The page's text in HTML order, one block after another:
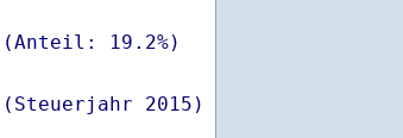
(Steuerjahr 2015)